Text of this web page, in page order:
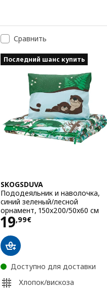
Сравнить
Последний шанс купить
SKOGSDUVA
Пододеяльник и наволочка,
синий зеленый/лесной
орнамент, 150x200/50x60 см
19,99€
Цена 19,99€
Доступно для доставки
Хлопок/вискоза